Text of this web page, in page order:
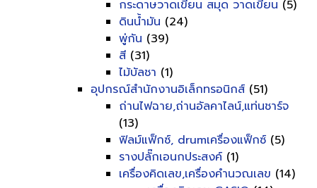
กระดาษวาดเขียน สมุด วาดเขียน (5)
ดินน้ำมัน (24)
พู่กัน (39)
สี (31)
ไม้บัลชา (1)
อุปกรณ์สำนักงานอิเล็กทรอนิกส์ (51)
ถ่านไฟฉาย,ถ่านอัลคาไลน์,แท่นชาร์จ
(13)
ฟิลม์แฟ็กซ์, drumเครื่องแฟ็กซ์ (5)
รางปลั๊กเอนกประสงค์ (1)
เครื่องคิดเลข,เครื่องคำนวณเลข (14)